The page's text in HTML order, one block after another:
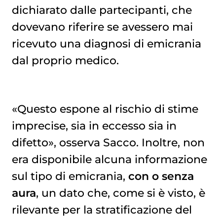
dichiarato dalle partecipanti, che
dovevano riferire se avessero mai
ricevuto una diagnosi di emicrania
dal proprio medico.
«Questo espone al rischio di stime
imprecise, sia in eccesso sia in
difetto», osserva Sacco. Inoltre, non
era disponibile alcuna informazione
sul tipo di emicrania, con o senza
aura, un dato che, come si è visto, è
rilevante per la stratificazione del